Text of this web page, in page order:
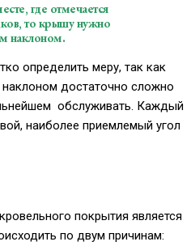
где отмечается
то крышу нужно
наклоном.
определить меру, так как
достаточно сложно
обслуживать. Каждый
наиболее приемлемый угол
покрытия является
по двум причинам: